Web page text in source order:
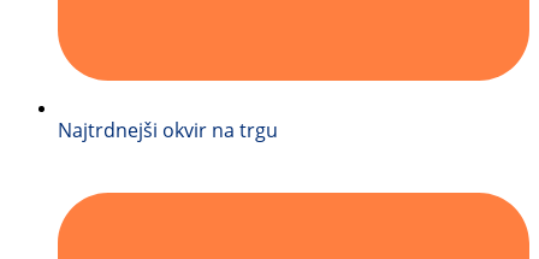
Najtrdnejši okvir na trgu